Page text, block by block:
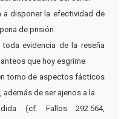
a disponer la efectividad de
de prisión.
evidencia de la reseña
que hoy esgrime
torno de aspectos fácticos
de ser ajenos a la
(cf. Fallos 292:564,